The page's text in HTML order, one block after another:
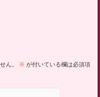
ん。 ※ が付いている欄は必須項